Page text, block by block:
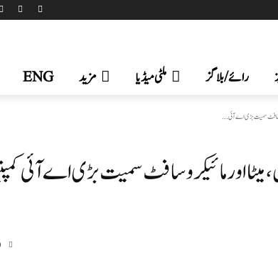
رائے/بلاگز ملٹی میڈیا مزید ENG
سمیت بڑی اے آئی...
میٹا اور مائیکروسافٹ سمیت بڑی اے آئی